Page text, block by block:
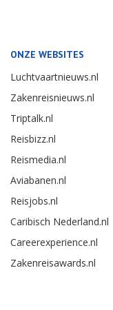
ONZE WEBSITES
Luchtvaartnieuws.nl
Zakenreisnieuws.nl
Triptalk.nl
Reisbizz.nl
Reismedia.nl
Aviabanen.nl
Reisjobs.nl
Caribisch Nederland.nl
Careerexperience.nl
Zakenreisawards.nl